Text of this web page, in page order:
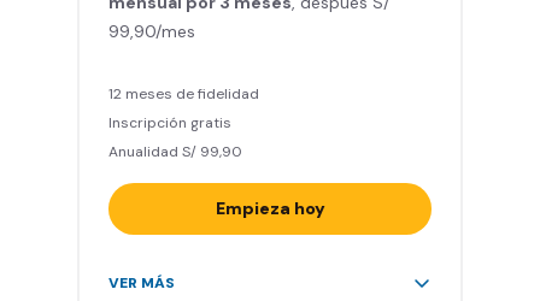
masajes
que quieras
99,90/mes
12 meses de fidelidad
Inscripción gratis
Anualidad S/ 99,90
Empieza hoy
Entrena en todos los gimnasios de
VER MÁS